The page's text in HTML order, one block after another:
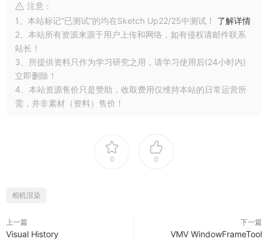
注意：
1、本站标记“已测试”的均在Sketch Up22/25中测试！ 了解详情
2、本站所有资源来源于用户上传和网络，如有侵权请邮件联系
站长！
3、所提供资料只作为学习研究之用，请学习使用后(24小时内)
立即删除！
4、本站资源售价只是赞助，收取费用仅维持本站的日常运营所
需，并非素材（资料）售价！
0 0
相机渲染
上一篇
Visual History
下一篇
VMV WindowFrameTool